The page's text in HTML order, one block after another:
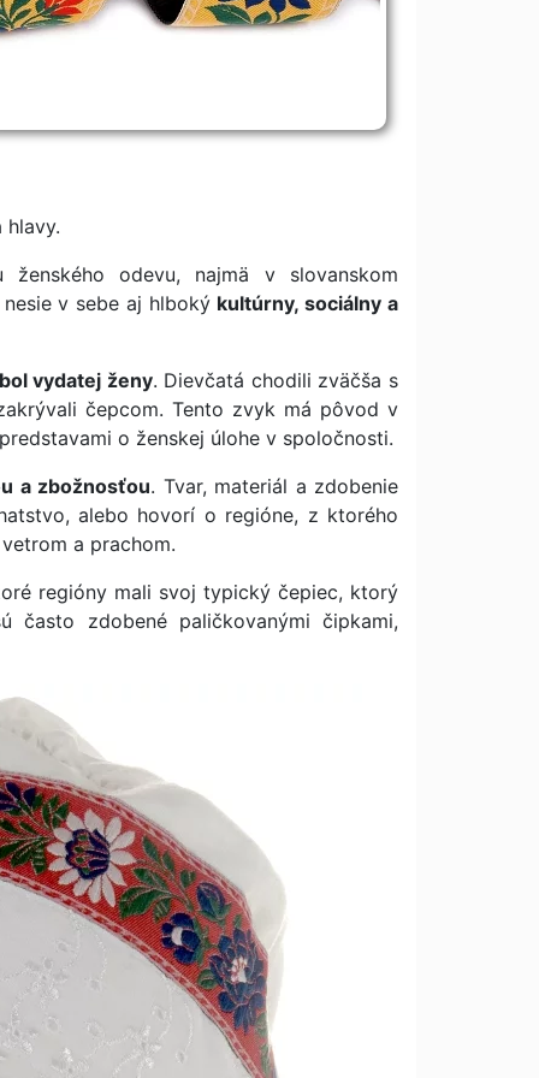
odevu, najmä v slovanskom
v sebe aj hlboký kultúrny, sociálny a
vydatej ženy. Dievčatá chodili zväčša s
čepcom. Tento zvyk má pôvod v
o ženskej úlohe v spoločnosti.
a zbožnosťou. Tvar, materiál a zdobenie
alebo hovorí o regióne, z ktorého
a prachom.
regióny mali svoj typický čepiec, ktorý
často zdobené paličkovanými čipkami,